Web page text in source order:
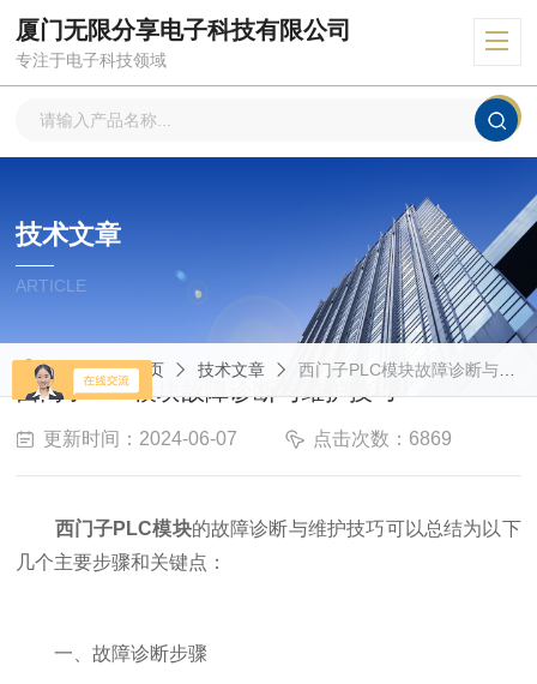
厦门无限分享电子科技有限公司
专注于电子科技领域
技术文章
ARTICLE
当前位置：首页 技术文章 西门子PLC模块故障诊断与维护技巧
西门子PLC模块故障诊断与维护技巧
更新时间：2024-06-07 点击次数：6869
西门子PLC模块的故障诊断与维护技巧可以总结为以下
几个主要步骤和关键点：
一、故障诊断步骤